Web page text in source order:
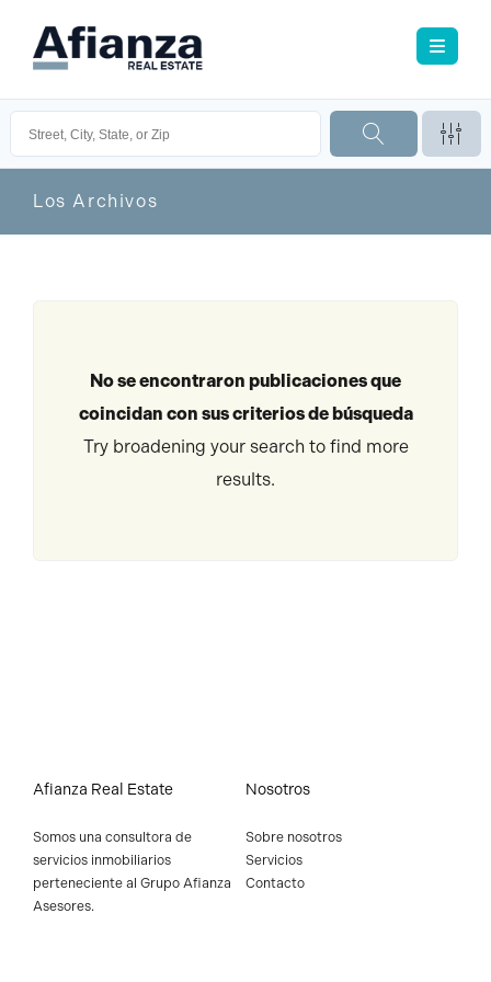
Los Archivos
No se encontraron publicaciones que
coincidan con sus criterios de búsqueda
Try broadening your search to find more
results.
Afianza Real Estate
Somos una consultora de
servicios inmobiliarios
perteneciente al Grupo Afianza
Asesores.
Nosotros
Sobre nosotros
Servicios
Contacto